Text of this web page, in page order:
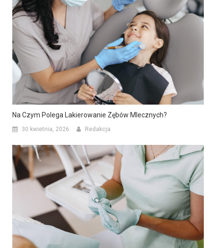
Na Czym Polega Lakierowanie Zębów Mlecznych?
30 kwietnia, 2026 Redakcja